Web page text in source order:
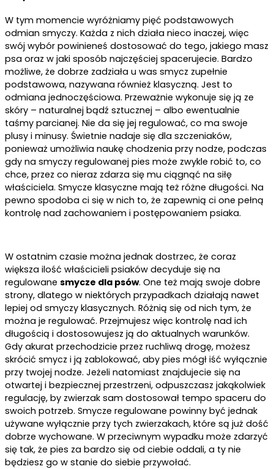
W tym momencie wyróżniamy pięć podstawowych
odmian smyczy. Każda z nich działa nieco inaczej, więc
swój wybór powinieneś dostosować do tego, jakiego masz
psa oraz w jaki sposób najczęściej spacerujecie. Bardzo
możliwe, że dobrze zadziała u was smycz zupełnie
podstawowa, nazywana również klasyczną. Jest to
odmiana jednoczęściowa. Przeważnie wykonuje się ją ze
skóry – naturalnej bądź sztucznej – albo ewentualnie
taśmy parcianej. Nie da się jej regulować, co ma swoje
plusy i minusy. Świetnie nadaje się dla szczeniaków,
ponieważ umożliwia naukę chodzenia przy nodze, podczas
gdy na smyczy regulowanej pies może zwykle robić to, co
chce, przez co nieraz zdarza się mu ciągnąć na siłę
właściciela. Smycze klasyczne mają też różne długości. Na
pewno spodoba ci się w nich to, że zapewnią ci one pełną
kontrolę nad zachowaniem i postępowaniem psiaka.
W ostatnim czasie można jednak dostrzec, że coraz
większa ilość właścicieli psiaków decyduje się na
regulowane smycze dla psów. One też mają swoje dobre
strony, dlatego w niektórych przypadkach działają nawet
lepiej od smyczy klasycznych. Różnią się od nich tym, że
można je regulować. Przejmujesz więc kontrolę nad ich
długością i dostosowujesz ją do aktualnych warunków.
Gdy akurat przechodzicie przez ruchliwą drogę, możesz
skrócić smycz i ją zablokować, aby pies mógł iść wyłącznie
przy twojej nodze. Jeżeli natomiast znajdujecie się na
otwartej i bezpiecznej przestrzeni, odpuszczasz jakąkolwiek
regulację, by zwierzak sam dostosował tempo spaceru do
swoich potrzeb. Smycze regulowane powinny być jednak
używane wyłącznie przy tych zwierzakach, które są już dość
dobrze wychowane. W przeciwnym wypadku może zdarzyć
się tak, że pies za bardzo się od ciebie oddali, a ty nie
będziesz go w stanie do siebie przywołać.